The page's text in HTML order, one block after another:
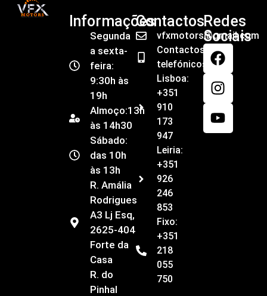
Informações
Segunda
a sexta-
feira:
9:30h às
19h
Almoço:13h
às 14h30
Sábado:
das 10h
às 13h
R. Amália
Rodrigues
A3 Lj Esq,
2625-404
Forte da
Casa
R. do
Pinhal
Contactos
vfxmotors@gmail.com
Contactos
telefónicos
Lisboa:
+351
910
173
947
Leiria:
+351
926
246
853
Fixo:
+351
218
055
750
Redes
Sociais